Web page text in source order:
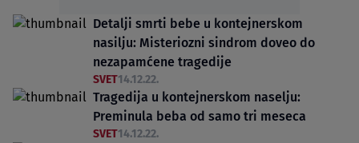
Detalji smrti bebe u kontejnerskom
nasilju: Misteriozni sindrom doveo do
nezapamćene tragedije
SVET14.12.22.
Tragedija u kontejnerskom naselju:
Preminula beba od samo tri meseca
SVET14.12.22.